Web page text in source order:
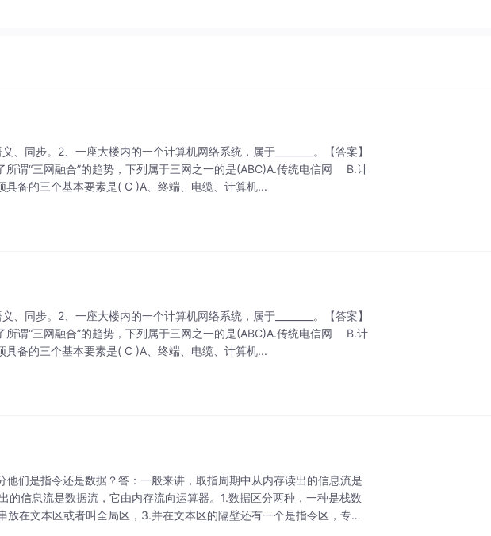
、同步。2、一座大楼内的一个计算机网络系统，属于________。【答案】
谓“三网融合”的趋势，下列属于三网之一的是(ABC)A.传统电信网 B.计
备的三个基本要素是( C )A、终端、电缆、计算机...
、同步。2、一座大楼内的一个计算机网络系统，属于________。【答案】
谓“三网融合”的趋势，下列属于三网之一的是(ABC)A.传统电信网 B.计
备的三个基本要素是( C )A、终端、电缆、计算机...
们是指令还是数据？答：一般来讲，取指周期中从内存读出的信息流是
的信息流是数据流，它由内存流向运算器。1.数据区分两种，一种是栈数
在文本区或者叫全局区，3.并在文本区的隔壁还有一个是指令区，专门